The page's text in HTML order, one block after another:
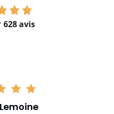
628 avis